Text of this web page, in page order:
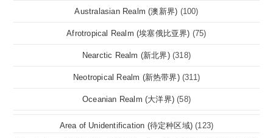
Australasian Realm (澳新界) (100)
Afrotropical Realm (埃塞俄比亚界) (75)
Nearctic Realm (新北界) (318)
Neotropical Realm (新热带界) (311)
Oceanian Realm (大洋界) (58)
Area of Unidentification (待定种区域) (123)